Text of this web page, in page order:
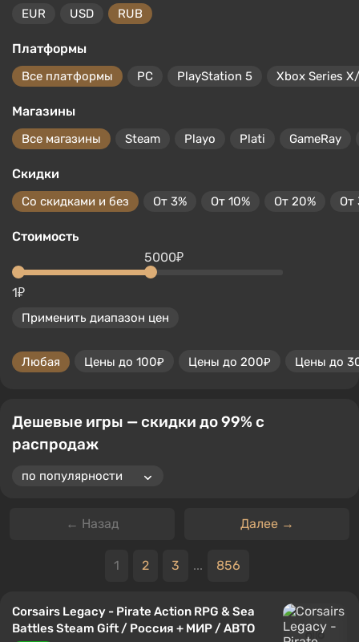
EUR USD RUB
Платформы
Все платформы PC PlayStation 5 Xbox Series
Магазины
Все магазины Steam Playo Plati GameRay
Скидки
Со скидками и без От 3% От 10% От 20% От
Стоимость
1₽
5000₽
Применить диапазон цен
Любая Цены до 100₽ Цены до 200₽ Цены до
Дешевые игры — скидки до 99% с
распродаж
← Назад Далее →
1 2 3 ... 856
Corsairs Legacy - Pirate Action RPG & Sea
Battles Steam Gift / Россия + МИР / АВТО